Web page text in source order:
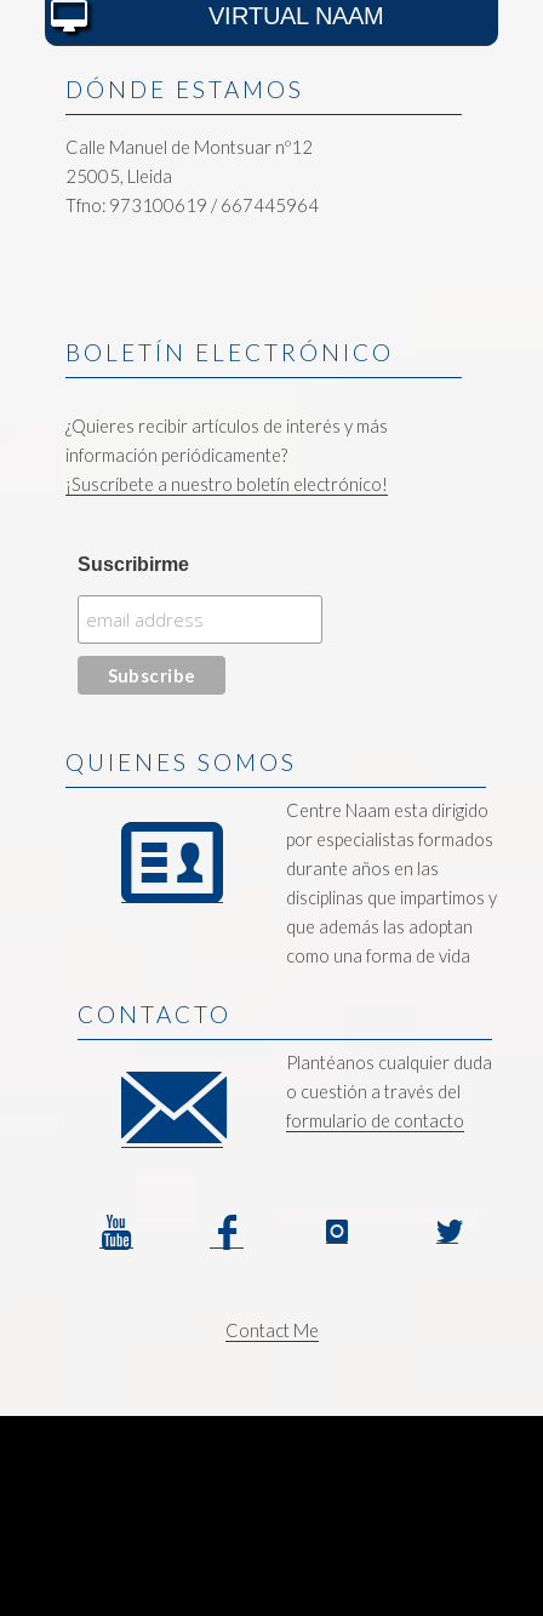
VIRTUAL NAAM
DÓNDE ESTAMOS
Calle Manuel de Montsuar nº12
25005, Lleida
Tfno: 973100619 / 667445964
BOLETÍN ELECTRÓNICO
¿Quieres recibir artículos de interés y más
información periódicamente?
¡Suscríbete a nuestro boletín electrónico!
Suscribirme
QUIENES SOMOS
Centre Naam esta dirigido
por especialistas formados
durante años en las
disciplinas que impartimos y
que además las adoptan
como una forma de vida
CONTACTO
Plantéanos cualquier duda
o cuestión a través del
formulario de contacto
Contact Me